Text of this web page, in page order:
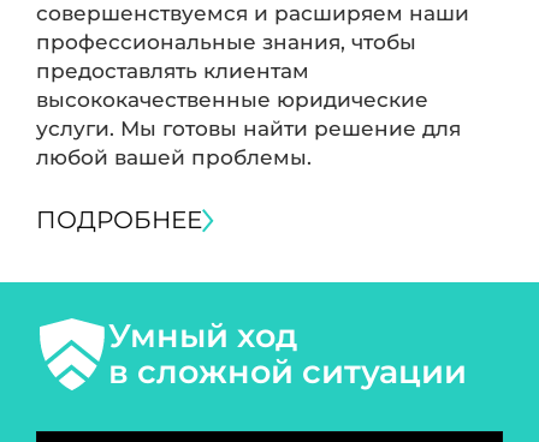
совершенствуемся и расширяем наши
профессиональные знания, чтобы
предоставлять клиентам
высококачественные юридические
услуги. Мы готовы найти решение для
любой вашей проблемы.
ПОДРОБНЕЕ
Умный ход
в сложной ситуации